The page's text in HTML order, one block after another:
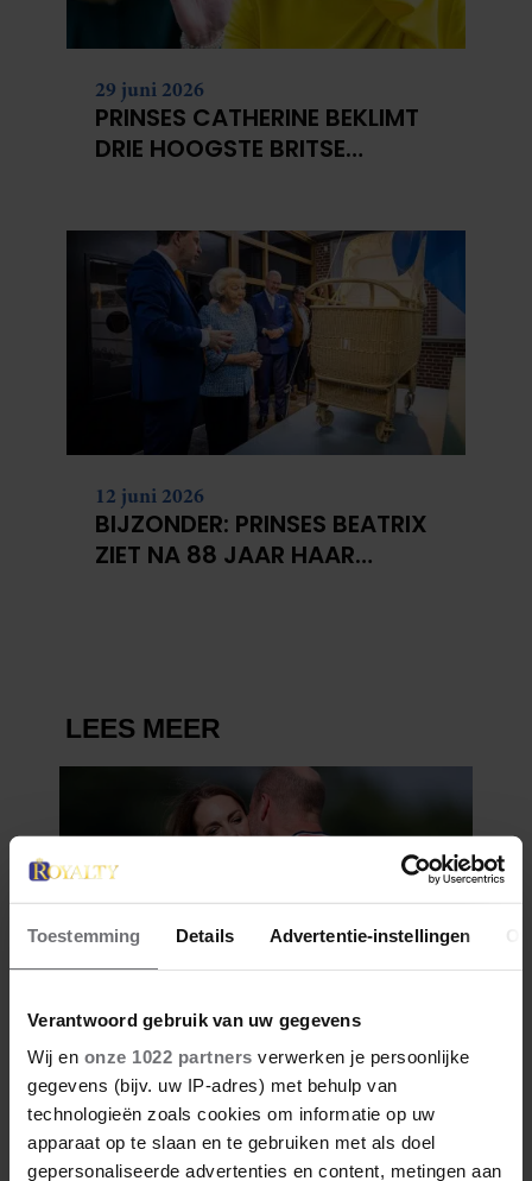
Toestemming Details Advertentie-instellingen
Verantwoord gebruik van uw gegevens
Wij en onze 1022 partners verwerken je persoonlijke
gegevens (bijv. uw IP-adres) met behulp van
technologieën zoals cookies om informatie op uw
apparaat op te slaan en te gebruiken met als doel
gepersonaliseerde advertenties en content, metingen aan
29 juni 2026
PRINSES CATHERINE BEKLIMT
DRIE HOOGSTE BRITSE
12 juni 2026
BIJZONDER: PRINSES BEATRIX
ZIET NA 88 JAAR HAAR